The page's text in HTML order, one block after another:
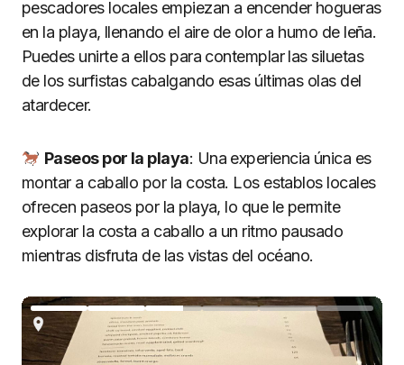
pescadores locales empiezan a encender hogueras
en la playa, llenando el aire de olor a humo de leña.
Puedes unirte a ellos para contemplar las siluetas
de los surfistas cabalgando esas últimas olas del
atardecer.
Paseos por la playa: Una experiencia única es
montar a caballo por la costa. Los establos locales
ofrecen paseos por la playa, lo que le permite
explorar la costa a caballo a un ritmo pausado
mientras disfruta de las vistas del océano.